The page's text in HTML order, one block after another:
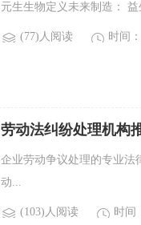
元生生物定义未来制造：
(77)人阅读 时间
劳动法纠纷处理机构
企业劳动争议处理的专业法
动...
(103)人阅读 时间